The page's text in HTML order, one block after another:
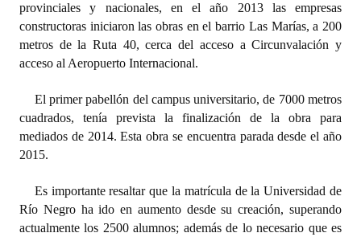
Ejecución Presupuestaria
Actas de Audiencias Públicas
NORMATIVA
Comunicaciones
Declaraciones
Resoluciones
Resoluciones de Presidencia
provinciales y nacionales, en el año 2013 las empresas
constructoras iniciaron las obras en el barrio Las Marías, a 200
metros de la Ruta 40, cerca del acceso a Circunvalación y
acceso al Aeropuerto Internacional.
El primer pabellón del campus universitario, de 7000 metros
cuadrados, tenía prevista la finalización de la obra para
mediados de 2014. Esta obra se encuentra parada desde el año
2015.
Es importante resaltar que la matrícula de la Universidad de
Río Negro ha ido en aumento desde su creación, superando
actualmente los 2500 alumnos; además de lo necesario que es